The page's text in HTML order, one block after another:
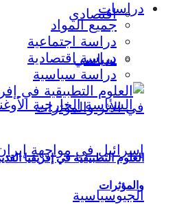
اقتصادي
سياسي
دراسات
جميع المواد
دراسة اجتماعية
دراسة اقتصادية
دراسة سياسية
العلوم التطبيقية في إفريقيا
والمؤثرات